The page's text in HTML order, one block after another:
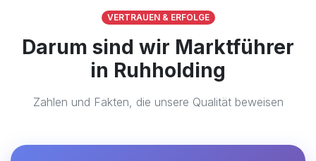
VERTRAUEN & ERFOLGE
Darum sind wir Marktführer
in Ruhholding
Zahlen und Fakten, die unsere Qualität beweisen